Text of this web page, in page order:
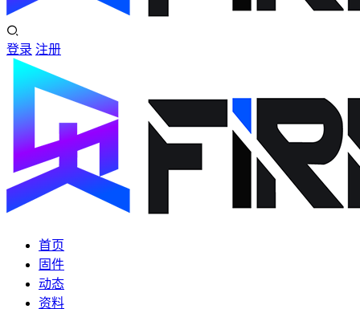
登录 注册
首页
固件
动态
资料